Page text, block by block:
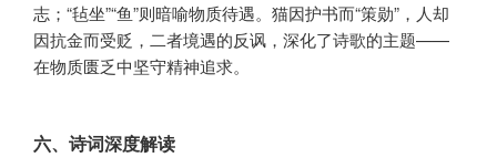
志；“毡坐”“鱼”则暗喻物质待遇。猫因护书而“策勋”，人却
因抗金而受贬，二者境遇的反讽，深化了诗歌的主题——
在物质匮乏中坚守精神追求。
六、诗词深度解读